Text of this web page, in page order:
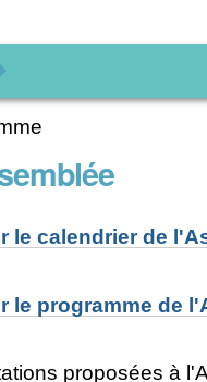
le calendrier de
le programme de
proposées à